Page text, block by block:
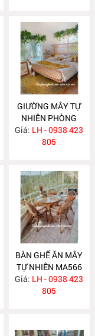
GIƯỜNG MÂY TỰ
NHIÊN PHÒNG
NGỦ MA584
Giá: LH - 0938 423
805
BÀN GHẾ ĂN MÂY
TỰ NHIÊN MA566
Giá: LH - 0938 423
805